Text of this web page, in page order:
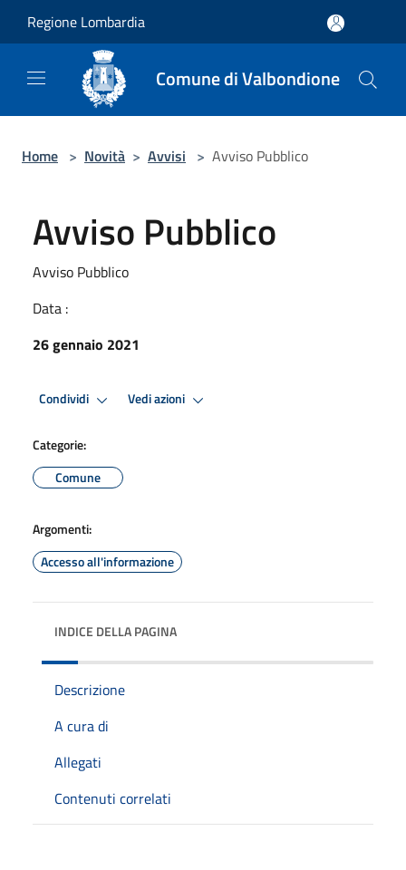
Regione Lombardia
Comune di Valbondione
Home > Novità > Avvisi > Avviso Pubblico
Avviso Pubblico
Avviso Pubblico
Data :
26 gennaio 2021
Condividi Vedi azioni
Categorie:
Comune
Argomenti:
Accesso all'informazione
INDICE DELLA PAGINA
Descrizione
A cura di
Allegati
Contenuti correlati